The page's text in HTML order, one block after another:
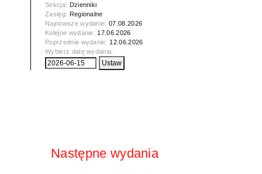
Sekcja: Dzienniki
Zasięg: Regionalne
Najnowsze wydanie:07.08.2026
Kolejne wydanie: 17.06.2026
Poprzednie wydanie: 12.06.2026
Wybierz datę wydania:
Następne wydania